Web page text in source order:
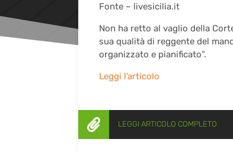
Fonte – livesicilia.it
Non ha retto al vaglio della
sua qualità di reggente del
organizzato e pianificato”.
Leggi l’articolo
 LEGGI ARTICOLO COMPLETO